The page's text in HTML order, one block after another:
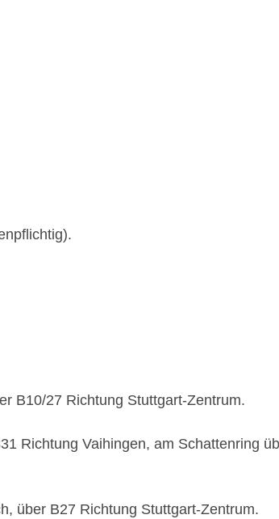
B10/27 Richtung Stuttgart-Zentrum.
Richtung Vaihingen, am Schattenring
über B27 Richtung Stuttgart-Zentrum.